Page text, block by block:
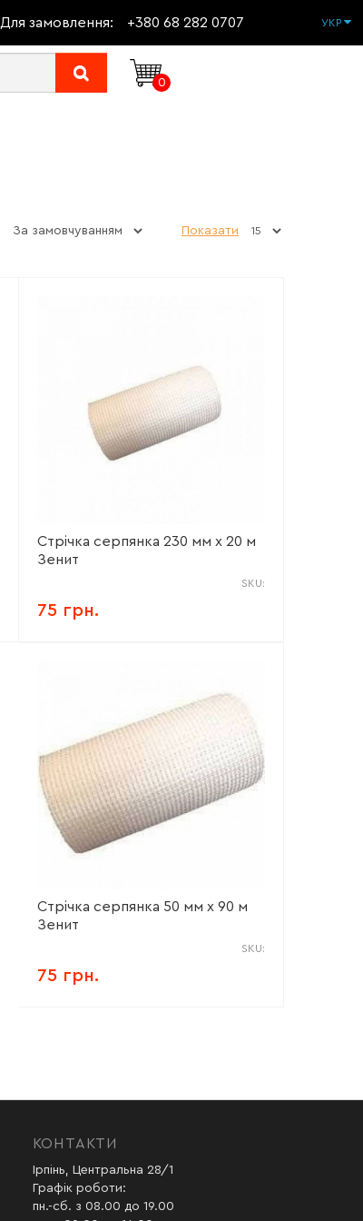
Для замовлення: +380 68 282 0707 УКР
0
Показати
Стрічка серпянка 230 мм х 20 м
Зенит
SKU:
75 грн.
Стрічка серпянка 50 мм х 90 м
Зенит
SKU:
75 грн.
КОНТАКТИ
Ірпінь, Центральна 28/1
Графік роботи:
пн.-сб. з 08.00 до 19.00